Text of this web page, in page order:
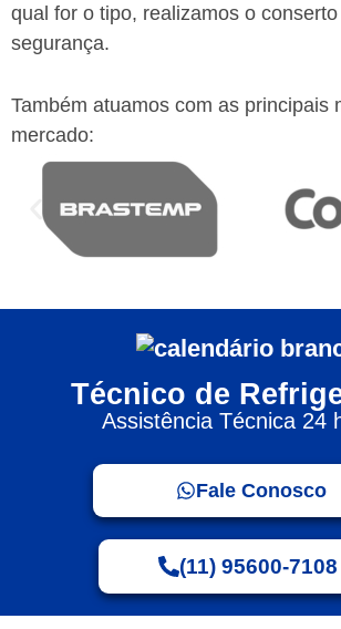
qual for o tipo, realizamos o
segurança.
Também atuamos com as principais
mercado:
Técnico de
Assistência Técnica 24
Fale Conosco
(11) 95600-7108